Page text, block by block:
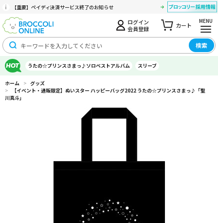
【重要】ペイディ決済サービス終了のお知らせ
ログイン
会員登録
カート
MENU
検索
うたの☆プリンスさまっ♪ソロベストアルバム スリーブ
ホーム > グッズ
>
【イベント・通販限定】ぬいスター ハッピーバッグ2022 うたの☆プリンスさまっ♪「聖
川真斗」